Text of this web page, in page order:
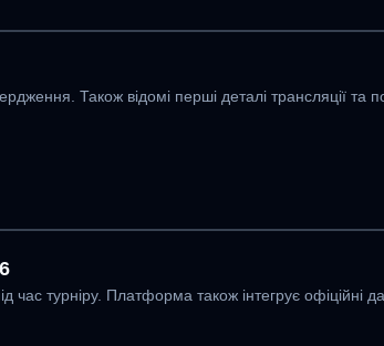
Також відомі перші деталі трансляції та
час турніру. Платформа також інтегрує офіційні